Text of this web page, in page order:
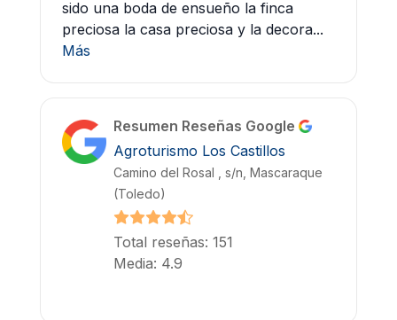
sido una boda de ensueño la finca
preciosa la casa preciosa y la decora...
Más
Resumen Reseñas Google
Agroturismo Los Castillos
Camino del Rosal , s/n, Mascaraque
(Toledo)
Total reseñas: 151
Media: 4.9